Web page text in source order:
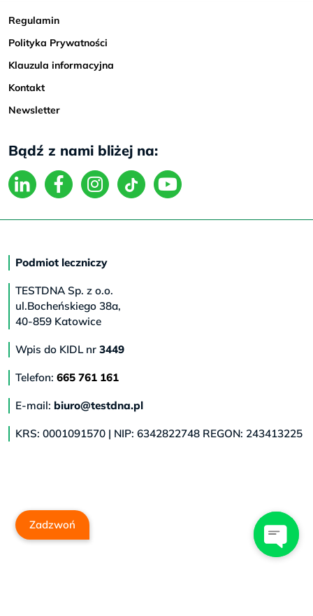
Regulamin
Polityka Prywatności
Klauzula informacyjna
Kontakt
Newsletter
Bądź z nami bliżej na:
Podmiot leczniczy
TESTDNA Sp. z o.o.
ul.Bocheńskiego 38a,
40-859 Katowice
Wpis do KIDL nr 3449
Telefon: 665 761 161
E-mail: biuro@testdna.pl
KRS: 0001091570 | NIP: 6342822748 REGON: 243413225
Zadzwoń